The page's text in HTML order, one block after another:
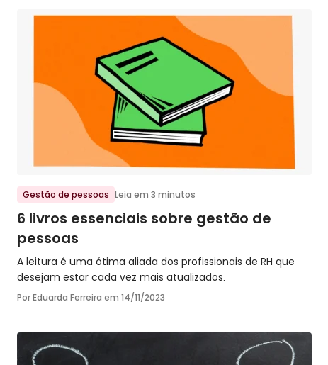
Ir para o post
Gestão de pessoas Leia em 3 minutos
6 livros essenciais sobre gestão de
pessoas
A leitura é uma ótima aliada dos profissionais de RH que
desejam estar cada vez mais atualizados.
Por Eduarda Ferreira em 14/11/2023